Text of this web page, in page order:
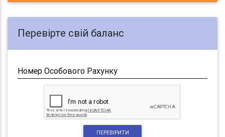
Перевірте свій баланс
Номер Особового Рахунку
ПЕРЕВІРИТИ